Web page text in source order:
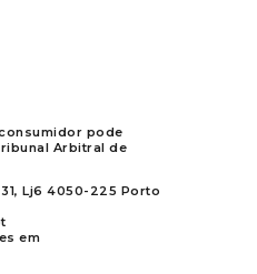
pode
Arbitral de
Lj6 4050-225 Porto
em